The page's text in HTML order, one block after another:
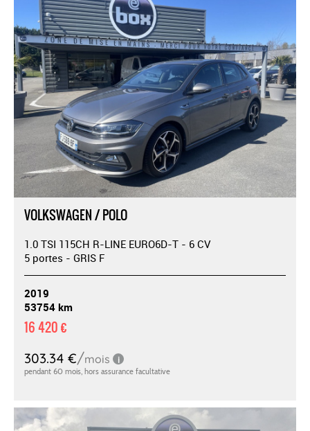
VOLKSWAGEN / POLO
1.0 TSI 115CH R-LINE EURO6D-T - 6 CV
5 portes - GRIS F
2019
53754 km
16 420 €